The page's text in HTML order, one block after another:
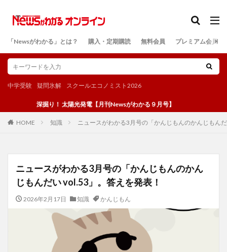
「Newsがわかる」とは？ 購入・定期購読 無料会員 プレミアム会員
中学受験 疑問氷解 スクールエコノミスト2026
深掘り！ 太陽光発電【月刊Newsがわかる９月号】
HOME 知識 ニュースがわかる3月号の「かんじもんのかんじもん
ニュースがわかる3月号の「かんじもんのかん
じもんだい vol.53」。答えを発表！
2026年2月17日 知識 かんじもん
検索